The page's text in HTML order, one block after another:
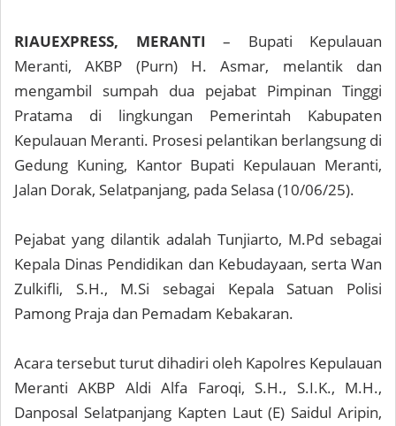
RIAUEXPRESS, MERANTI – Bupati Kepulauan
Meranti, AKBP (Purn) H. Asmar, melantik dan
mengambil sumpah dua pejabat Pimpinan Tinggi
Pratama di lingkungan Pemerintah Kabupaten
Kepulauan Meranti. Prosesi pelantikan berlangsung di
Gedung Kuning, Kantor Bupati Kepulauan Meranti,
Jalan Dorak, Selatpanjang, pada Selasa (10/06/25).
Pejabat yang dilantik adalah Tunjiarto, M.Pd sebagai
Kepala Dinas Pendidikan dan Kebudayaan, serta Wan
Zulkifli, S.H., M.Si sebagai Kepala Satuan Polisi
Pamong Praja dan Pemadam Kebakaran.
Acara tersebut turut dihadiri oleh Kapolres Kepulauan
Meranti AKBP Aldi Alfa Faroqi, S.H., S.I.K., M.H.,
Danposal Selatpanjang Kapten Laut (E) Saidul Aripin,